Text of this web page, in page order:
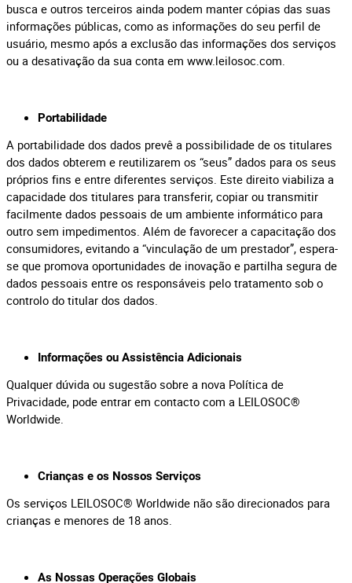
busca e outros terceiros ainda podem manter cópias das suas
informações públicas, como as informações do seu perfil de
usuário, mesmo após a exclusão das informações dos serviços
ou a desativação da sua conta em www.leilosoc.com.
Portabilidade
A portabilidade dos dados prevê a possibilidade de os titulares
dos dados obterem e reutilizarem os “seus” dados para os seus
próprios fins e entre diferentes serviços. Este direito viabiliza a
capacidade dos titulares para transferir, copiar ou transmitir
facilmente dados pessoais de um ambiente informático para
outro sem impedimentos. Além de favorecer a capacitação dos
consumidores, evitando a “vinculação de um prestador”, espera-
se que promova oportunidades de inovação e partilha segura de
dados pessoais entre os responsáveis pelo tratamento sob o
controlo do titular dos dados.
Informações ou Assistência Adicionais
Qualquer dúvida ou sugestão sobre a nova Política de
Privacidade, pode entrar em contacto com a LEILOSOC®
Worldwide.
Crianças e os Nossos Serviços
Os serviços LEILOSOC® Worldwide não são direcionados para
crianças e menores de 18 anos.
As Nossas Operações Globais